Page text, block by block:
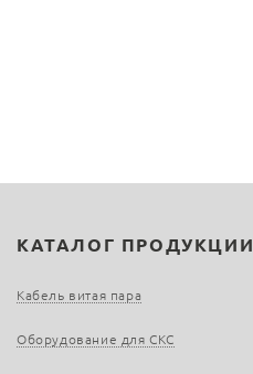
КАТАЛОГ ПРОДУКЦИИ
Кабель витая пара
Оборудование для СКС